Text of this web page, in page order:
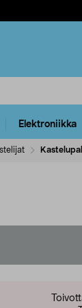
Elektroniikka